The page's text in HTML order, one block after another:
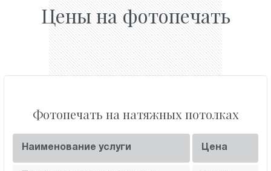
Цены на фотопечать
Фотопечать на натяжных потолках
Наименование услуги Цена